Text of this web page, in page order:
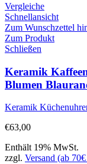
Vergleiche
Schnellansicht
Zum Wunschzettel
Zum Produkt
Schließen
Keramik
Blumen
Keramik
€63,00
Enthält 19% MwSt.
zzgl. Versand (ab